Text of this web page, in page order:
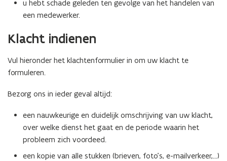
u hebt schade geleden ten gevolge van het handelen van
een medewerker.
Klacht indienen
Vul hieronder het klachtenformulier in om uw klacht te
formuleren.
Bezorg ons in ieder geval altijd:
een nauwkeurige en duidelijk omschrijving van uw klacht,
over welke dienst het gaat en de periode waarin het
probleem zich voordeed.
een kopie van alle stukken (brieven, foto’s, e-mailverkeer,...)